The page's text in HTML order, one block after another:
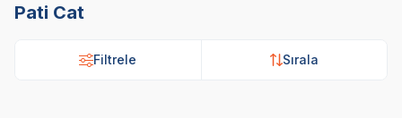
Pati Cat
Filtrele Sırala